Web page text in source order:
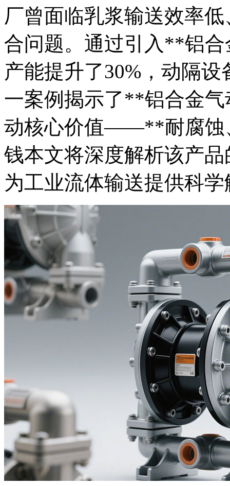
厂曾面临乳浆输送效率
合问题。通过引入**铝
产能提升了30%，动隔
一案例揭示了**铝合金
动核心价值——**耐腐蚀
钱本文将深度解析该产
为工业流体输送提供科